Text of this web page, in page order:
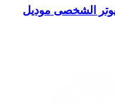
الشخصى موديل